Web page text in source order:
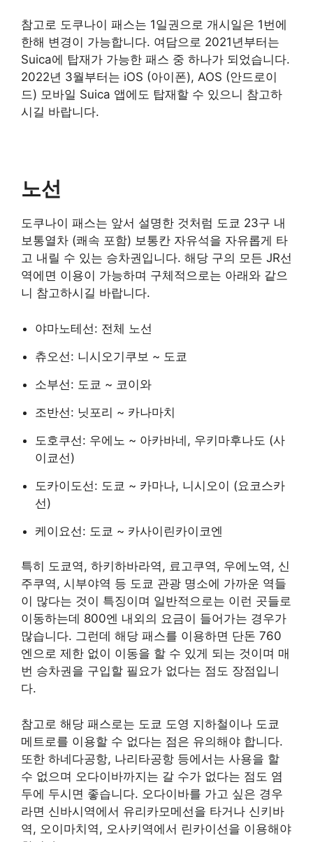
참고로 도쿠나이 패스는 1일권으로 개시일은 1번에
한해 변경이 가능합니다. 여담으로 2021년부터는
Suica에 탑재가 가능한 패스 중 하나가 되었습니다.
2022년 3월부터는 iOS (아이폰), AOS (안드로이
드) 모바일 Suica 앱에도 탑재할 수 있으니 참고하
시길 바랍니다.
노선
도쿠나이 패스는 앞서 설명한 것처럼 도쿄 23구 내
보통열차 (쾌속 포함) 보통칸 자유석을 자유롭게 타
고 내릴 수 있는 승차권입니다. 해당 구의 모든 JR선
역에면 이용이 가능하며 구체적으로는 아래와 같으
니 참고하시길 바랍니다.
야마노테선: 전체 노선
츄오선: 니시오기쿠보 ~ 도쿄
소부선: 도쿄 ~ 코이와
조반선: 닛포리 ~ 카나마치
도호쿠선: 우에노 ~ 아카바네, 우키마후나도 (사
이쿄선)
도카이도선: 도쿄 ~ 카마나, 니시오이 (요코스카
선)
케이요선: 도쿄 ~ 카사이린카이코엔
특히 도쿄역, 하키하바라역, 료고쿠역, 우에노역, 신
주쿠역, 시부야역 등 도쿄 관광 명소에 가까운 역들
이 많다는 것이 특징이며 일반적으로는 이런 곳들로
이동하는데 800엔 내외의 요금이 들어가는 경우가
많습니다. 그런데 해당 패스를 이용하면 단돈 760
엔으로 제한 없이 이동을 할 수 있게 되는 것이며 매
번 승차권을 구입할 필요가 없다는 점도 장점입니
다.
참고로 해당 패스로는 도쿄 도영 지하철이나 도쿄
메트로를 이용할 수 없다는 점은 유의해야 합니다.
또한 하네다공항, 나리타공항 등에서는 사용을 할
수 없으며 오다이바까지는 갈 수가 없다는 점도 염
두에 두시면 좋습니다. 오다이바를 가고 싶은 경우
라면 신바시역에서 유리카모메선을 타거나 신키바
역, 오이마치역, 오사키역에서 린카이선을 이용해야